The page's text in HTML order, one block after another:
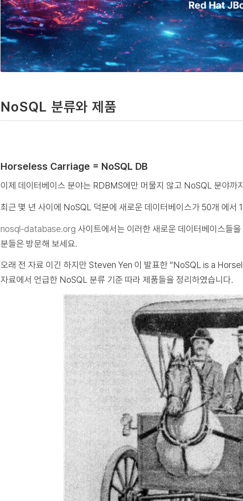
NoSQL 분류와 제품
Horseless Carriage = NoSQL DB
이제 데이터베이스 분야는 RDBMS에만 머물지 않고 NoSQL 분야까
최근 몇 년 사이에 NoSQL 덕분에 새로운 데이터베이스가 50개 에서
nosql-database.org 사이트에서는 이러한 새로운 데이터베이스들
분들은 방문해 보세요.
오래 전 자료 이긴 하지만 Steven Yen 이 발표한 “NoSQL is a
자료에서 언급한 NoSQL 분류 기준 따라 제품들을 정리하였습니다.